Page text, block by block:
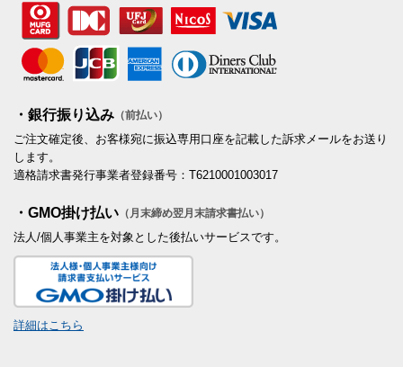
・銀行振り込み （前払い）
ご注文確定後、お客様宛に振込専用口座を記載した訴求メールをお送り
します。
適格請求書発行事業者登録番号：T6210001003017
・GMO掛け払い （月末締め翌月末請求書払い）
法人/個人事業主を対象とした後払いサービスです。
詳細はこちら